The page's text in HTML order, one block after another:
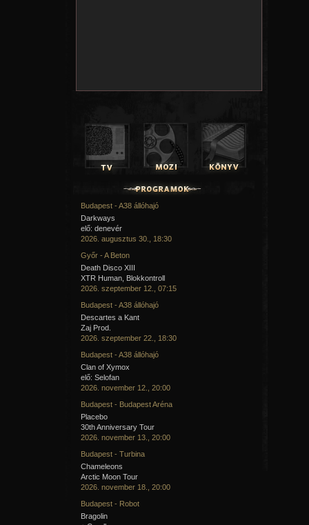
Budapest - A38 állóhajó
Darkways
elő: denevér
2026. augusztus 30., 18:30
Győr - A Beton
Death Disco XIII
XTR Human, Blokkontroll
2026. szeptember 12., 07:15
Budapest - A38 állóhajó
Descartes a Kant
Zaj Prod.
2026. szeptember 22., 18:30
Budapest - A38 állóhajó
Clan of Xymox
elő: Selofan
2026. november 12., 20:00
Budapest - Budapest Aréna
Placebo
30th Anniversary Tour
2026. november 13., 20:00
Budapest - Turbina
Chameleons
Arctic Moon Tour
2026. november 18., 20:00
Budapest - Robot
Bragolin